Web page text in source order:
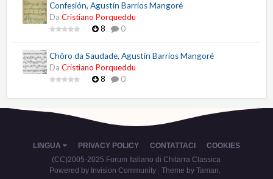
Confesión, Agustín Barrios Mangoré
Da Cristiano Porqueddu
8
0
Chôro da Saudade, Agustín Barrios Mangoré
Da Cristiano Porqueddu
8
0
LINGUA PRIVACY POLICY CONTATTACI
COOKIES
(CC)2005-2025 Forum Italiano di Chitarra Classica
Powered by Invision Community
Theme by Taman.